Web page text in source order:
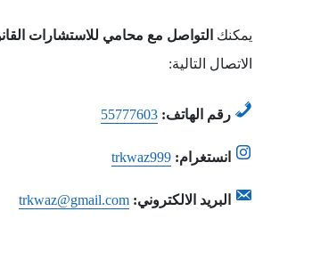
يمكنك التواصل مع محامي للاستشارات
الاتصال التالية:
رقم الهاتف: 55777603
انستغرام: trkwaz999
البريد الالكتروني: trkwaz@gmail.com